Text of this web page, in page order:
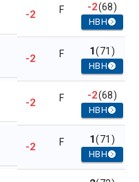
-2 F -2(68)
HBH
-2 F 1(71)
HBH
-2 F -2(68)
HBH
-2 F 1(71)
HBH